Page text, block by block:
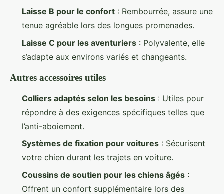
Laisse B pour le confort : Rembourrée, assure une
tenue agréable lors des longues promenades.
Laisse C pour les aventuriers : Polyvalente, elle
s’adapte aux environs variés et changeants.
Autres accessoires utiles
Colliers adaptés selon les besoins : Utiles pour
répondre à des exigences spécifiques telles que
l’anti-aboiement.
Systèmes de fixation pour voitures : Sécurisent
votre chien durant les trajets en voiture.
Coussins de soutien pour les chiens âgés :
Offrent un confort supplémentaire lors des